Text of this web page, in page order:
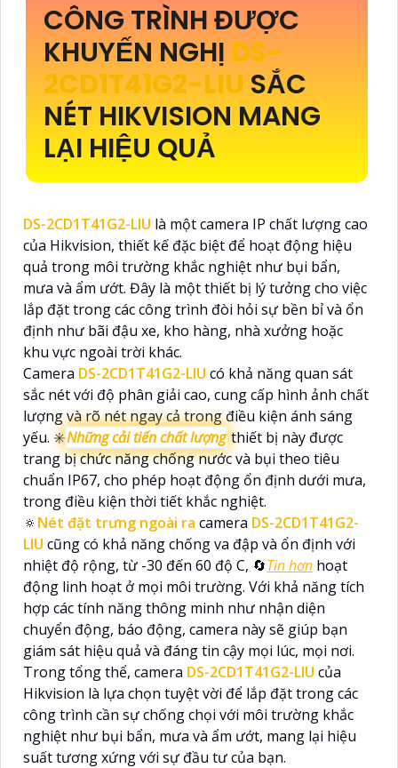
CÔNG TRÌNH ĐƯỢC
KHUYẾN NGHỊ DS-
2CD1T41G2-LIU SẮC
NÉT HIKVISION MANG
LẠI HIỆU QUẢ
DS-2CD1T41G2-LIU là một camera IP chất lượng cao
của Hikvision, thiết kế đặc biệt để hoạt động hiệu
quả trong môi trường khắc nghiệt như bụi bẩn,
mưa và ẩm ướt. Đây là một thiết bị lý tưởng cho việc
lắp đặt trong các công trình đòi hỏi sự bền bỉ và ổn
định như bãi đậu xe, kho hàng, nhà xưởng hoặc
khu vực ngoài trời khác.
Camera DS-2CD1T41G2-LIU có khả năng quan sát
sắc nét với độ phân giải cao, cung cấp hình ảnh chất
lượng và rõ nét ngay cả trong điều kiện ánh sáng
yếu. ✳️Những cải tiến chất lượng thiết bị này được
trang bị chức năng chống nước và bụi theo tiêu
chuẩn IP67, cho phép hoạt động ổn định dưới mưa,
trong điều kiện thời tiết khắc nghiệt.
🔅 Nét đặt trưng ngoài ra camera DS-2CD1T41G2-
LIU cũng có khả năng chống va đập và ổn định với
nhiệt độ rộng, từ -30 đến 60 độ C, 🔄Tin hơn hoạt
động linh hoạt ở mọi môi trường. Với khả năng tích
hợp các tính năng thông minh như nhận diện
chuyển động, báo động, camera này sẽ giúp bạn
giám sát hiệu quả và đáng tin cậy mọi lúc, mọi nơi.
Trong tổng thể, camera DS-2CD1T41G2-LIU của
Hikvision là lựa chọn tuyệt vời để lắp đặt trong các
công trình cần sự chống chọi với môi trường khắc
nghiệt như bụi bẩn, mưa và ẩm ướt, mang lại hiệu
suất tương xứng với sự đầu tư của bạn.